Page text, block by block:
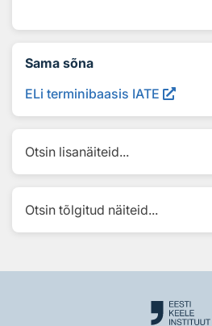
Sama sõna
ELi terminibaasis IATE
Otsin lisanäiteid...
Otsin tõlgitud näiteid...